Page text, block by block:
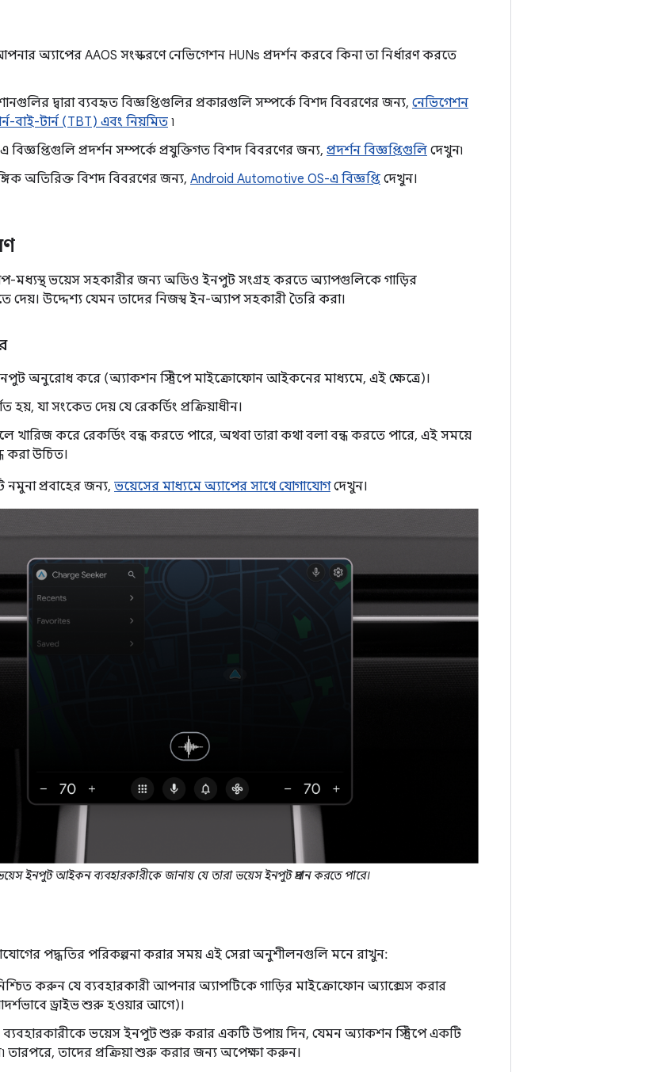
অ্যাপের AAOS সংস্করণে নেভিগেশন HUNs প্রদর্শন করবে কিনা তা নির্ধারণ করতে
দ্বারা ব্যবহৃত বিজ্ঞপ্তিগুলির প্রকারগুলি সম্পর্কে বিশদ বিবরণের জন্য, নেভিগেশন
বাই-টার্ন (TBT) এবং নিয়মিত ৷
প্রদর্শন সম্পর্কে প্রযুক্তিগত বিশদ বিবরণের জন্য, প্রদর্শন বিজ্ঞপ্তিগুলি দেখুন৷
অতিরিক্ত বিশদ বিবরণের জন্য, Android Automotive OS-এ বিজ্ঞপ্তি দেখুন।
মধ্যস্থ ভয়েস সহকারীর জন্য অডিও ইনপুট সংগ্রহ করতে অ্যাপগুলিকে গাড়ির
উদ্দেশ্য যেমন তাদের নিজস্ব ইন-অ্যাপ সহকারী তৈরি করা।
অনুরোধ করে (অ্যাকশন স্ট্রিপে মাইক্রোফোন আইকনের মাধ্যমে, এই ক্ষেত্রে)।
হয়, যা সংকেত দেয় যে রেকর্ডিং প্রক্রিয়াধীন।
খারিজ করে রেকর্ডিং বন্ধ করতে পারে, অথবা তারা কথা বলা বন্ধ করতে পারে, এই সময়ে
করা উচিত।
নমুনা প্রবাহের জন্য, ভয়েসের মাধ্যমে অ্যাপের সাথে যোগাযোগদেখুন।
ইনপুট আইকন ব্যবহারকারীকে জানায় যে তারা ভয়েস ইনপুট প্রদান করতে পারে।
পদ্ধতির পরিকল্পনা করার সময় এই সেরা অনুশীলনগুলি মনে রাখুন:
করুন যে ব্যবহারকারী আপনার অ্যাপটিকে গাড়ির মাইক্রোফোন অ্যাক্সেস করার
ড্রাইভ শুরু হওয়ার আগে)।
ব্যবহারকারীকে ভয়েস ইনপুট শুরু করার একটি উপায় দিন, যেমন অ্যাকশন স্ট্রিপে একটি
তাদের প্রক্রিয়া শুরু করার জন্য অপেক্ষা করুন।